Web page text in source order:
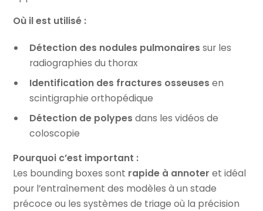
Où il est utilisé :
Détection des nodules pulmonaires sur les
radiographies du thorax
Identification des fractures osseuses en
scintigraphie orthopédique
Détection de polypes dans les vidéos de
coloscopie
Pourquoi c’est important :
Les bounding boxes sont rapide à annoter et idéal
pour l’entraînement des modèles à un stade
précoce ou les systèmes de triage où la précision